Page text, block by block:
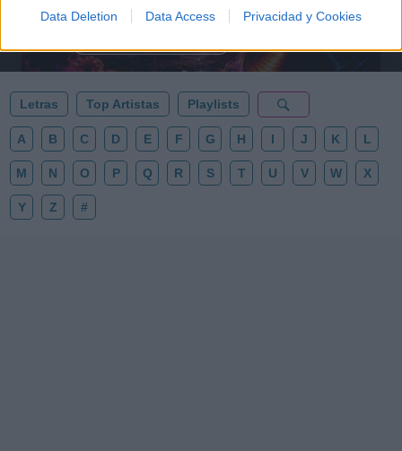
Data Deletion Data Access Privacidad y Cookies
tus noches de astronomía. 🪐🎸 Desconecta, mira
al firmamento y siente la gravedad cero. 💾 ¡Guarda
✨⭐
Letras Top Artistas Playlists
A B C D E F G H I J K L
M N O P Q R S T U V W X
Y Z #